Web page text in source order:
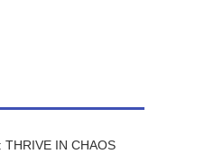
THRIVE IN CHAOS